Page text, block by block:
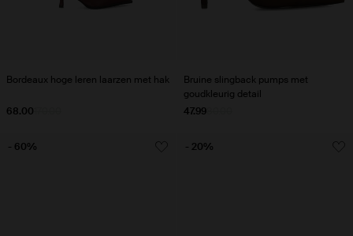
Bordeaux hoge leren laarzen met hak
68.00
Bruine slingback pumps met
goudkleurig detail
47.99
- 60% - 20%